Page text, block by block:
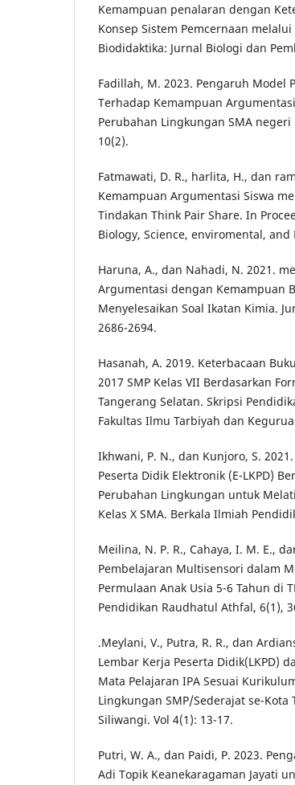
Kemampuan penalaran dengan
Konsep Sistem Pemcernaan
Biodidaktika: Jurnal Biologi dan
Fadillah, M. 2023. Pengaruh Model
Terhadap Kemampuan
Perubahan Lingkungan SMA
10(2).
Fatmawati, D. R., harlita, H., dan
Kemampuan Argumentasi Siswa
Tindakan Think Pair Share. In
Biology, Science, enviromental, and
Haruna, A., dan Nahadi, N. 2021.
Argumentasi dengan Kemampuan
Menyelesaikan Soal Ikatan Kimia.
2686-2694.
Hasanah, A. 2019. Keterbacaan
2017 SMP Kelas VII Berdasarkan
Tangerang Selatan. Skripsi
Fakultas Ilmu Tarbiyah dan
Ikhwani, P. N., dan Kunjoro, S.
Peserta Didik Elektronik (E-LKPD)
Perubahan Lingkungan untuk
Kelas X SMA. Berkala Ilmiah
Meilina, N. P. R., Cahaya, I. M. E.,
Pembelajaran Multisensori dalam
Permulaan Anak Usia 5-6 Tahun di
Pendidikan Raudhatul Athfal, 6(1),
.Meylani, V., Putra, R. R., dan
Lembar Kerja Peserta Didik(LKPD)
Mata Pelajaran IPA Sesuai
Lingkungan SMP/Sederajat se-Kota
Siliwangi. Vol 4(1): 13-17.
Putri, W. A., dan Paidi, P. 2023.
Adi Topik Keanekaragaman Jayati